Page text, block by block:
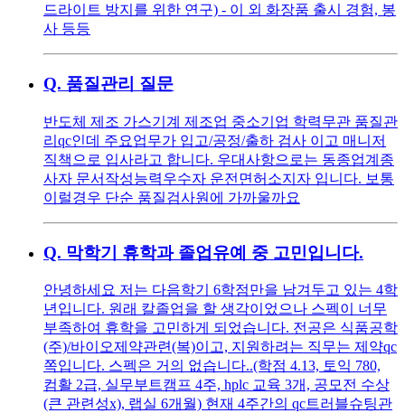
드라이트 방지를 위한 연구) - 이 외 화장품 출시 경험, 봉
사 등등
Q. 품질관리 질문
반도체 제조 가스기계 제조업 중소기업 학력무관 품질관
리qc인데 주요업무가 입고/공정/출하 검사 이고 매니저
직책으로 입사라고 합니다. 우대사항으로는 동종업계종
사자 문서작성능력우수자 운전면허소지자 입니다. 보통
이럴경우 단순 품질검사원에 가까울까요
Q. 막학기 휴학과 졸업유예 중 고민입니다.
안녕하세요 저는 다음학기 6학점만을 남겨두고 있는 4학
년입니다. 원래 칼졸업을 할 생각이었으나 스펙이 너무
부족하여 휴학을 고민하게 되었습니다. 전공은 식품공학
(주)/바이오제약관련(복)이고, 지원하려는 직무는 제약qc
쪽입니다. 스펙은 거의 없습니다..(학점 4.13, 토익 780,
컴활 2급, 실무부트캠프 4주, hplc 교육 3개, 공모전 수상
(큰 관련성x), 랩실 6개월) 현재 4주간의 qc트러블슈팅관